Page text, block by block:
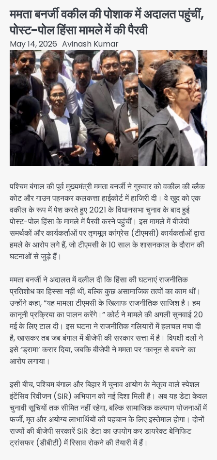
ममता बनर्जी वकील की पोशाक में अदालत पहुंचीं,
पोस्ट-पोल हिंसा मामले में की पैरवी
May 14, 2026 Avinash Kumar
पश्चिम बंगाल की पूर्व मुख्यमंत्री ममता बनर्जी ने गुरुवार को वकील की ब्लैक
कोट और गाउन पहनकर कलकत्ता हाईकोर्ट में हाजिरी दी। वे खुद को एक
वकील के रूप में पेश करते हुए 2021 के विधानसभा चुनाव के बाद हुई
पोस्ट-पोल हिंसा के मामले में पैरवी करने पहुंचीं। इस मामले में बीजेपी
समर्थकों और कार्यकर्ताओं पर तृणमूल कांग्रेस (टीएमसी) कार्यकर्ताओं द्वारा
हमले के आरोप लगे हैं, जो टीएमसी के 10 साल के शासनकाल के दौरान की
घटनाओं से जुड़े हैं।
ममता बनर्जी ने अदालत में दलील दी कि हिंसा की घटनाएं राजनीतिक
प्रतिशोध का हिस्सा नहीं थीं, बल्कि कुछ असामाजिक तत्वों का काम थीं।
उन्होंने कहा, “यह मामला टीएमसी के खिलाफ राजनीतिक साजिश है। हम
कानूनी प्रक्रिया का पालन करेंगे।” कोर्ट ने मामले की अगली सुनवाई 20
मई के लिए टाल दी। इस घटना ने राजनीतिक गलियारों में हलचल मचा दी
है, खासकर तब जब बंगाल में बीजेपी की सरकार सत्ता में है। विपक्षी दलों ने
इसे ‘ड्रामा’ करार दिया, जबकि बीजेपी ने ममता पर ‘कानून से बचने’ का
आरोप लगाया।
इसी बीच, पश्चिम बंगाल और बिहार में चुनाव आयोग के नेतृत्व वाले स्पेशल
इंटेंसिव रिवीजन (SIR) अभियान को नई दिशा मिली है। अब यह डेटा केवल
चुनावी सूचियों तक सीमित नहीं रहेगा, बल्कि सामाजिक कल्याण योजनाओं में
फर्जी, मृत और अयोग्य लाभार्थियों की पहचान के लिए इस्तेमाल होगा। दोनों
राज्यों की बीजेपी सरकारें SIR डेटा का उपयोग कर डायरेक्ट बेनिफिट
ट्रांसफर (डीबीटी) में रिसाव रोकने की तैयारी में हैं।